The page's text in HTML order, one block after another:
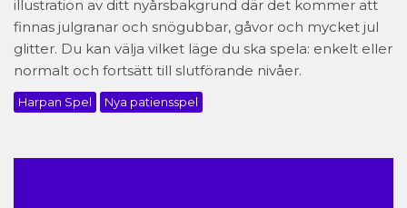
illustration av ditt nyårsbakgrund där det kommer att
finnas julgranar och snögubbar, gåvor och mycket jul
glitter. Du kan välja vilket läge du ska spela: enkelt eller
normalt och fortsätt till slutförande nivåer.
Harpan Spel Nya patiensspel